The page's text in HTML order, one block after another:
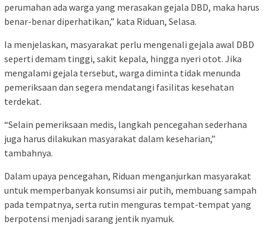
perumahan ada warga yang merasakan gejala DBD, maka harus
benar-benar diperhatikan,” kata Riduan, Selasa.
Ia menjelaskan, masyarakat perlu mengenali gejala awal DBD
seperti demam tinggi, sakit kepala, hingga nyeri otot. Jika
mengalami gejala tersebut, warga diminta tidak menunda
pemeriksaan dan segera mendatangi fasilitas kesehatan
terdekat.
“Selain pemeriksaan medis, langkah pencegahan sederhana
juga harus dilakukan masyarakat dalam keseharian,”
tambahnya.
Dalam upaya pencegahan, Riduan menganjurkan masyarakat
untuk memperbanyak konsumsi air putih, membuang sampah
pada tempatnya, serta rutin menguras tempat-tempat yang
berpotensi menjadi sarang jentik nyamuk.